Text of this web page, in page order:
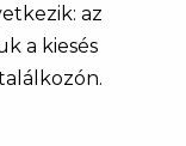
az
a kiesés